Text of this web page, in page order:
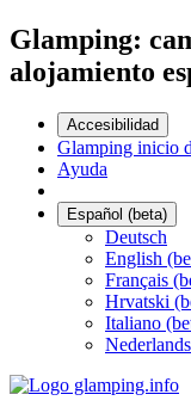
Glamping:
alojamiento
Accesibilidad
Glamping inicio
Ayuda
Español (beta)
Deutsch
English
Français
Hrvatski
Italiano